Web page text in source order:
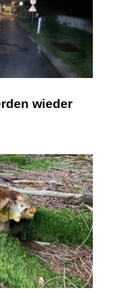
wieder